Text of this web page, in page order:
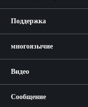
Поддержка
многоязычие
Видео
Сообщение